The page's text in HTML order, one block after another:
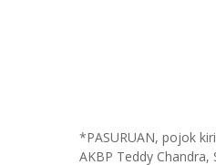
*PASURUAN, pojok
AKBP Teddy